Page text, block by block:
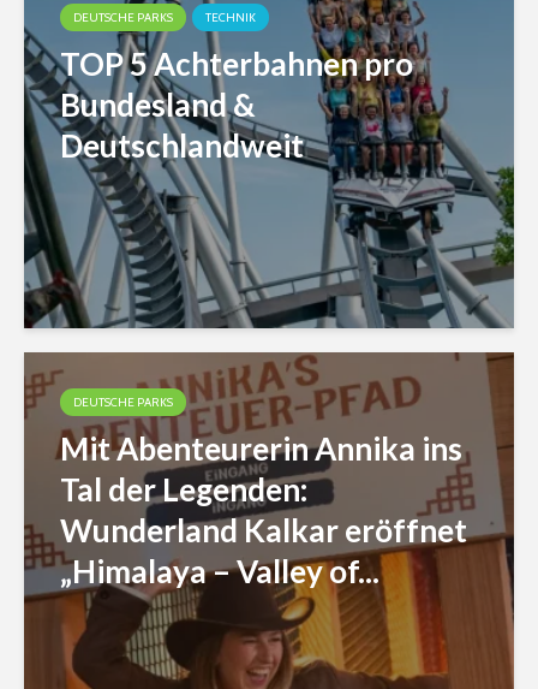
DEUTSCHE PARKS TECHNIK
TOP 5 Achterbahnen pro
Bundesland &
Deutschlandweit
DEUTSCHE PARKS
Mit Abenteurerin Annika ins
Tal der Legenden:
Wunderland Kalkar eröffnet
„Himalaya – Valley of...